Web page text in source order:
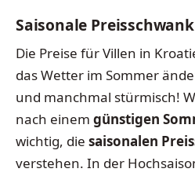
Saisonale
Die Preise für Villen in
das Wetter im Sommer
und manchmal stürmisch!
nach einem günstigen
wichtig, die saisonalen
verstehen. In der